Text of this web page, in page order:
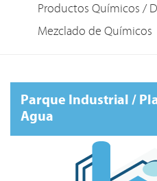
Productos Químicos /
Mezclado de Químicos
Parque Industrial /
Agua